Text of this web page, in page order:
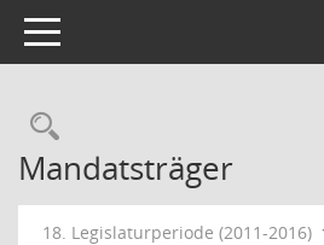
Toggle navigation
Rechercheauswahl
Mandatsträger
18. Legislaturperiode (2011-2016)